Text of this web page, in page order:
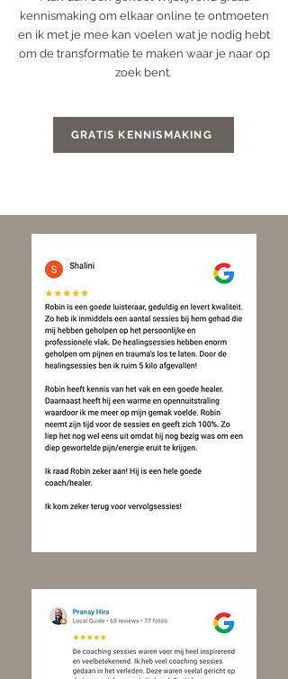
kennismaking om elkaar online te ontmoeten
en ik met je mee kan voelen wat je nodig hebt
om de transformatie te maken waar je naar op
zoek bent.
GRATIS KENNISMAKING